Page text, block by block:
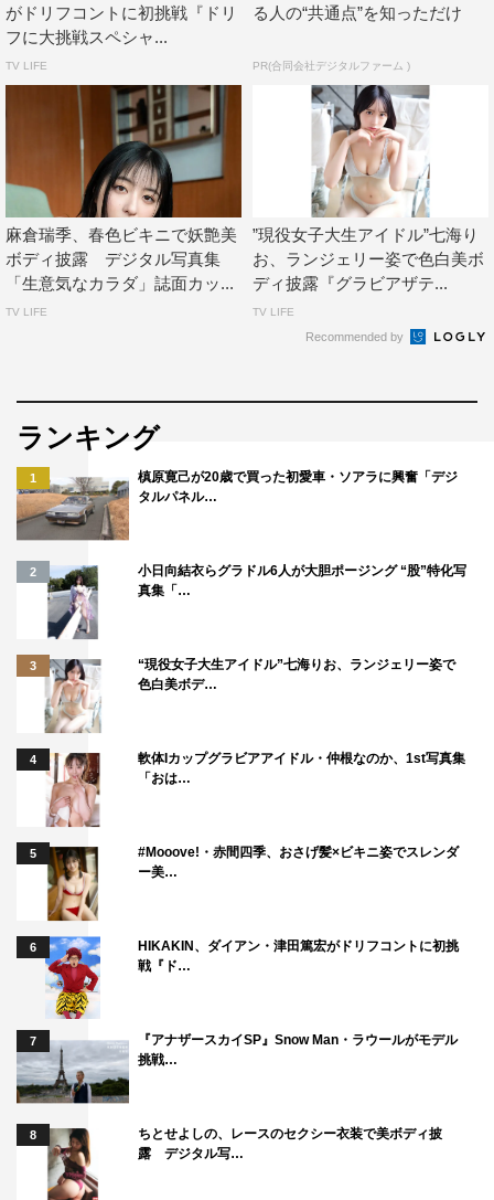
がドリフコントに初挑戦『ドリ
フに大挑戦スペシャ...
TV LIFE
る人の“共通点”を知っただけ
PR(合同会社デジタルファーム )
麻倉瑞季、春色ビキニで妖艶美
ボディ披露 デジタル写真集
「生意気なカラダ」誌面カッ...
TV LIFE
”現役女子大生アイドル”七海り
お、ランジェリー姿で色白美ボ
ディ披露『グラビアザテ...
TV LIFE
Recommended by
ランキング
1
槙原寛己が20歳で買った初愛車・ソアラに興奮「デジ
タルパネル…
2
小日向結衣らグラドル6人が大胆ポージング “股”特化写
真集「…
3
“現役女子大生アイドル”七海りお、ランジェリー姿で
色白美ボデ…
4
軟体Iカップグラビアアイドル・仲根なのか、1st写真集
「おは…
5
#Mooove!・赤間四季、おさげ髪×ビキニ姿でスレンダ
ー美…
6
HIKAKIN、ダイアン・津田篤宏がドリフコントに初挑
戦『ド…
7
『アナザースカイSP』Snow Man・ラウールがモデル
挑戦…
8
ちとせよしの、レースのセクシー衣装で美ボディ披
露 デジタル写…